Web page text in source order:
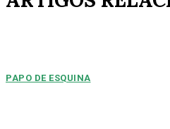
PAPO DE ESQUINA